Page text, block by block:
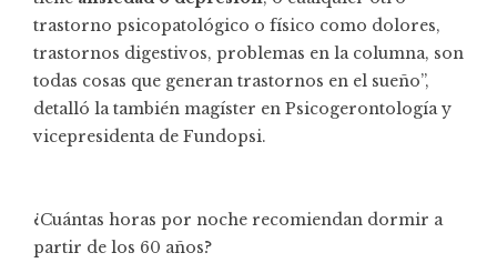
trastorno psicopatológico o físico como dolores,
trastornos digestivos, problemas en la columna, son
todas cosas que generan trastornos en el sueño”,
detalló la también magíster en Psicogerontología y
vicepresidenta de Fundopsi.
¿Cuántas horas por noche recomiendan dormir a
partir de los 60 años?